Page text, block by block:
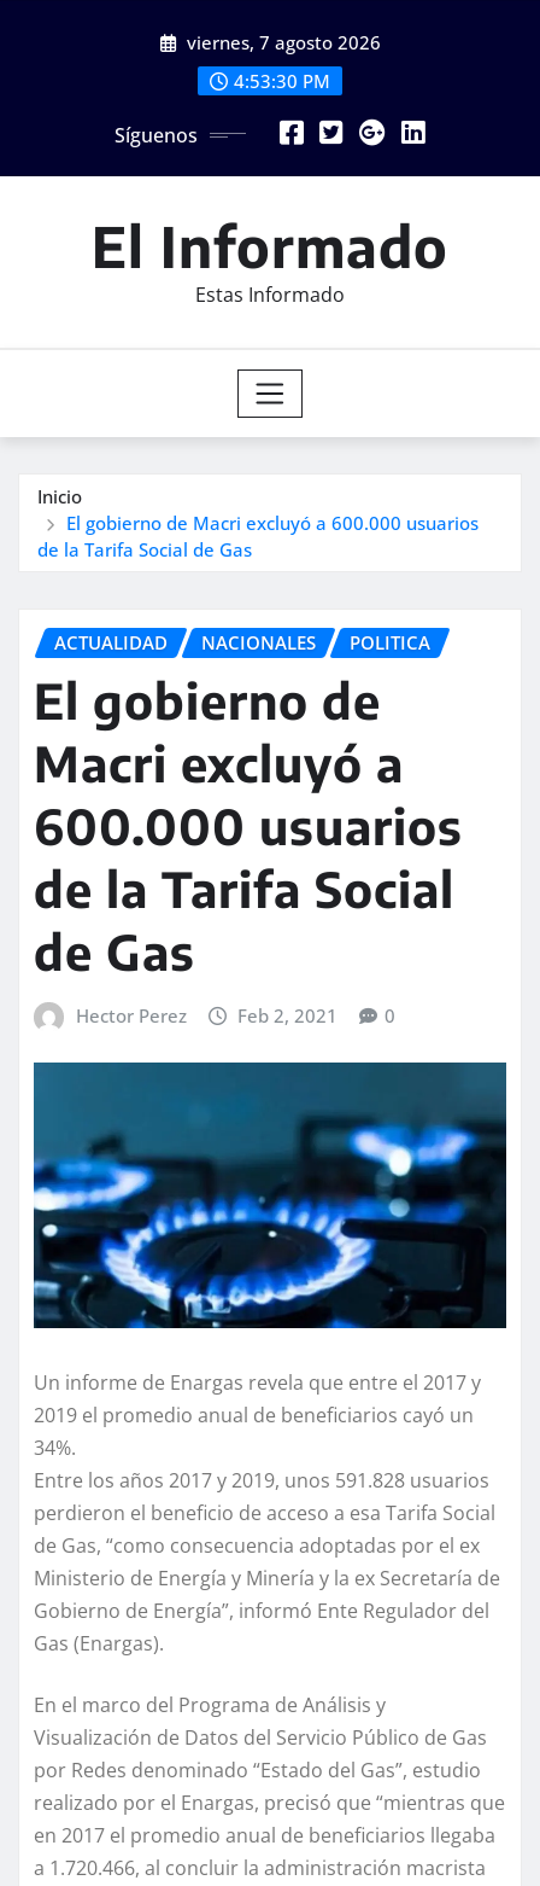
viernes, 7 agosto 2026
4:53:32 PM
Síguenos
El Informado
Estas Informado
Inicio
El gobierno de Macri excluyó a 600.000 usuarios
de la Tarifa Social de Gas
ACTUALIDAD NACIONALES POLITICA
El gobierno de
Macri excluyó a
600.000 usuarios
de la Tarifa Social
de Gas
Hector Perez Feb 2, 2021 0
Un informe de Enargas revela que entre el 2017 y
2019 el promedio anual de beneficiarios cayó un
34%.
Entre los años 2017 y 2019, unos 591.828 usuarios
perdieron el beneficio de acceso a esa Tarifa Social
de Gas, “como consecuencia adoptadas por el ex
Ministerio de Energía y Minería y la ex Secretaría de
Gobierno de Energía”, informó Ente Regulador del
Gas (Enargas).
En el marco del Programa de Análisis y
Visualización de Datos del Servicio Público de Gas
por Redes denominado “Estado del Gas”, estudio
realizado por el Enargas, precisó que “mientras que
en 2017 el promedio anual de beneficiarios llegaba
a 1.720.466, al concluir la administración macrista